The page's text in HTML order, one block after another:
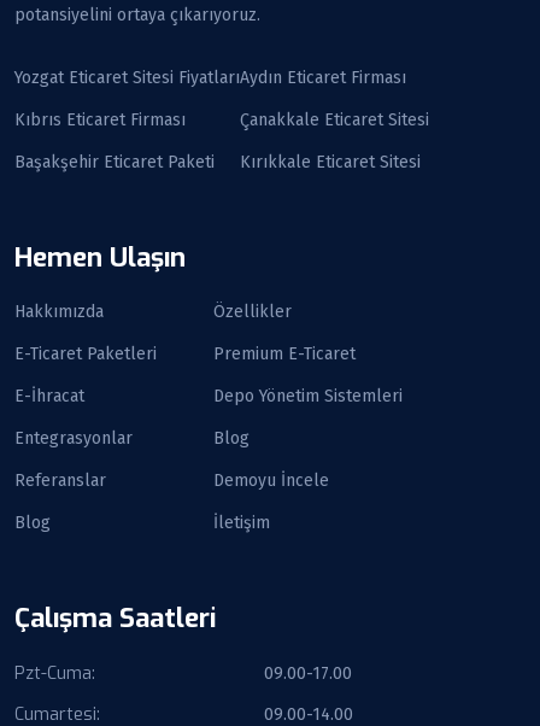
Hemen Ulaşın
Hakkımızda Özellikler
E-Ticaret Paketleri Premium E-Ticaret
E-İhracat Depo Yönetim Sistemleri
Entegrasyonlar Blog
Referanslar Demoyu İncele
Blog İletişim
potansiyelini ortaya çıkarıyoruz.
Yozgat Eticaret Sitesi FiyatlarıAydın Eticaret Firması
Kıbrıs Eticaret Firması Çanakkale Eticaret Sitesi
Başakşehir Eticaret Paketi Kırıkkale Eticaret Sitesi
Çalışma Saatleri
Pzt-Cuma: 09.00-17.00
Cumartesi: 09.00-14.00